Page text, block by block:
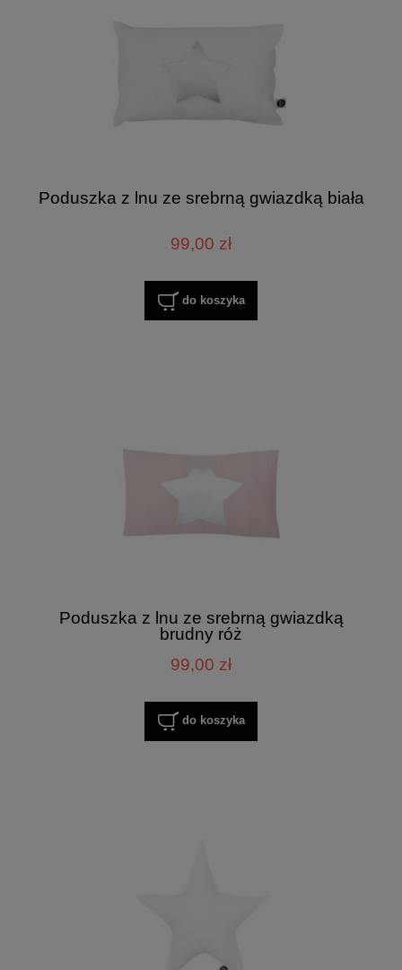
Poduszka z lnu ze srebrną gwiazdką biała
99,00 zł
do koszyka
Poduszka z lnu ze srebrną gwiazdką
brudny róż
99,00 zł
do koszyka